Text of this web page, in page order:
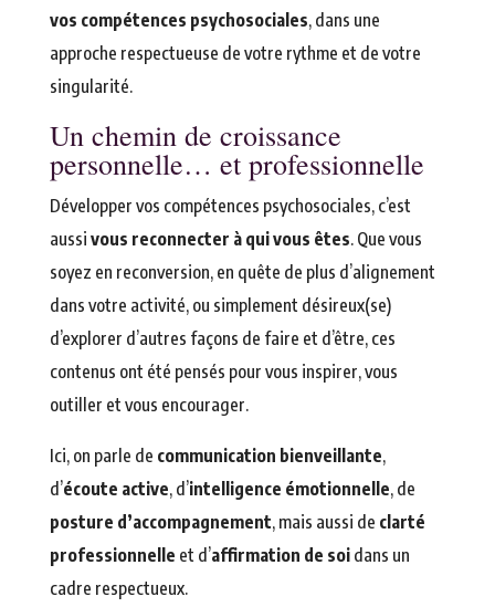
vos compétences psychosociales, dans une
approche respectueuse de votre rythme et de votre
singularité.
Un chemin de croissance
personnelle… et professionnelle
Développer vos compétences psychosociales, c’est
aussi vous reconnecter à qui vous êtes. Que vous
soyez en reconversion, en quête de plus d’alignement
dans votre activité, ou simplement désireux(se)
d’explorer d’autres façons de faire et d’être, ces
contenus ont été pensés pour vous inspirer, vous
outiller et vous encourager.
Ici, on parle de communication bienveillante,
d’écoute active, d’intelligence émotionnelle, de
posture d’accompagnement, mais aussi de clarté
professionnelle et d’affirmation de soidans un
cadre respectueux.